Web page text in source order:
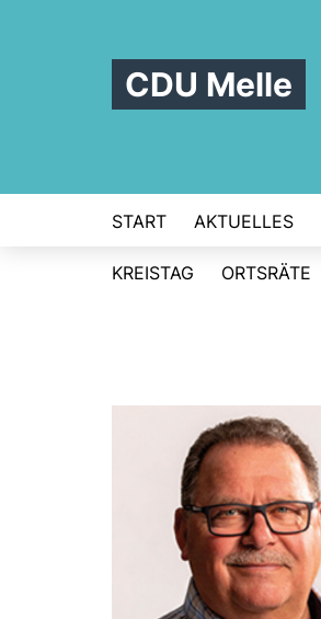
CDU Melle
START AKTUELLES
KREISTAG ORTSRÄTE